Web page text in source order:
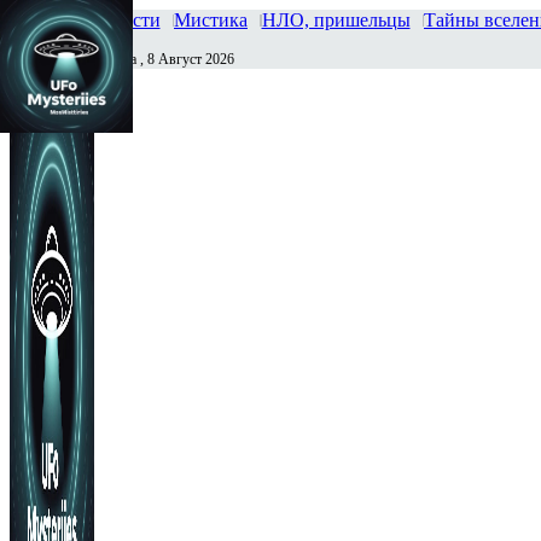
Главная Новости Мистика НЛО, пришельцы Тайны
Сегодня Суббота , 8 Август 2026